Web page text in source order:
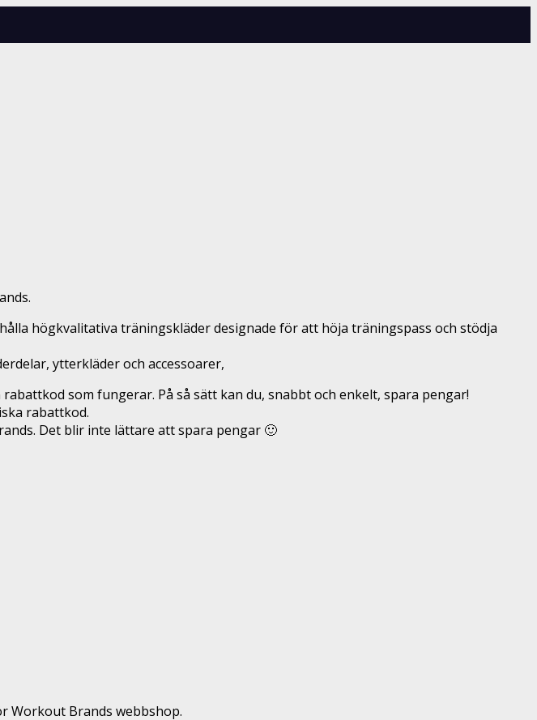
högkvalitativa träningskläder designade för att höja träningspass och stödja
ytterkläder och accessoarer,
som fungerar. På så sätt kan du, snabbt och enkelt, spara pengar!
rabattkod.
Det blir inte lättare att spara pengar 🙂
Workout Brands webbshop.